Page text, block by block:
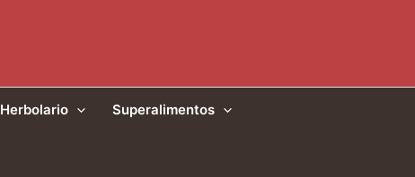
Herbolario Superalimentos